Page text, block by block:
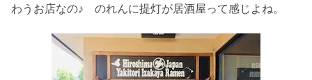
わうお店なの♪ のれんに提灯が居酒屋って感じよね。